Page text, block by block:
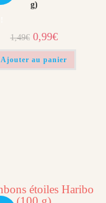
g)
1,49€ Le
prix
initial
était :
1,49€.
0,99€Le
prix
actuel
est :
0,99€.
Ajouter au panier